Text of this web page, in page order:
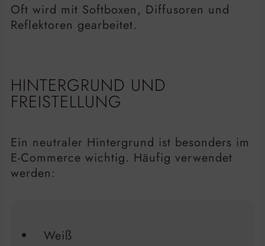
Oft wird mit Softboxen, Diffusoren und
Reflektoren gearbeitet.
HINTERGRUND UND
FREISTELLUNG
Ein neutraler Hintergrund ist besonders im
E-Commerce wichtig. Häufig verwendet
werden:
Weiß